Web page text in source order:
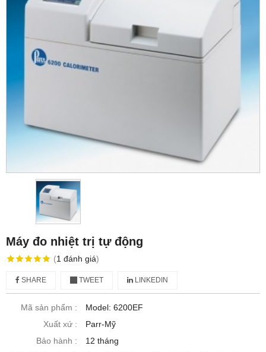
Máy đo nhiệt trị tự động
(1 đánh giá)
SHARE TWEET LINKEDIN
Mã sản phẩm :
Model: 6200EF
Xuất xứ :
Parr-Mỹ
Bảo hành :
12 tháng